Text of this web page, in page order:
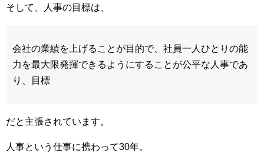
そして、人事の目標は、
会社の業績を上げることが目的で、社員一人ひとりの能
力を最大限発揮できるようにすることが公平な人事であ
り、目標
だと主張されています。
人事という仕事に携わって30年。